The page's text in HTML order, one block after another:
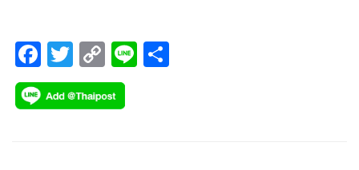
F
ac
e
T
wi
tt
C
o
p
Li